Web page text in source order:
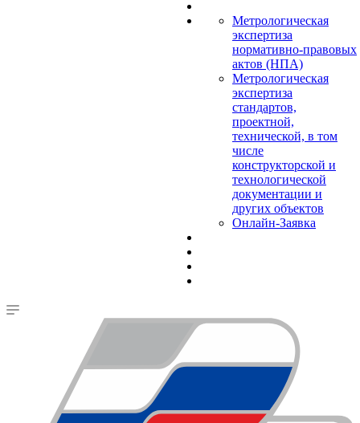
Метрологическая
экспертиза
нормативно-правовых
актов (НПА)
Метрологическая
экспертиза
стандартов,
проектной,
технической, в том
числе
конструкторской и
технологической
документации и
других объектов
Онлайн-Заявка